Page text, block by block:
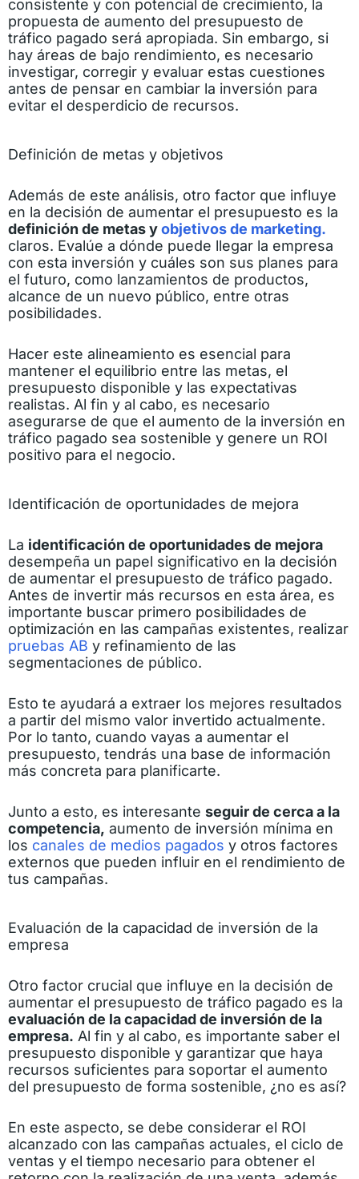
consistente y con potencial de crecimiento, la
propuesta de aumento del presupuesto de
tráfico pagado será apropiada. Sin embargo, si
hay áreas de bajo rendimiento, es necesario
investigar, corregir y evaluar estas cuestiones
antes de pensar en cambiar la inversión para
evitar el desperdicio de recursos.
Definición de metas y objetivos
Además de este análisis, otro factor que influye
en la decisión de aumentar el presupuesto es la
definición de metas yobjetivos de marketing.
claros. Evalúe a dónde puede llegar la empresa
con esta inversión y cuáles son sus planes para
el futuro, como lanzamientos de productos,
alcance de un nuevo público, entre otras
posibilidades.
Hacer este alineamiento es esencial para
mantener el equilibrio entre las metas, el
presupuesto disponible y las expectativas
realistas. Al fin y al cabo, es necesario
asegurarse de que el aumento de la inversión en
tráfico pagado sea sostenible y genere un ROI
positivo para el negocio.
Identificación de oportunidades de mejora
La identificación de oportunidades de mejora
desempeña un papel significativo en la decisión
de aumentar el presupuesto de tráfico pagado.
Antes de invertir más recursos en esta área, es
importante buscar primero posibilidades de
optimización en las campañas existentes, realizar
pruebas AB y refinamiento de las
segmentaciones de público.
Esto te ayudará a extraer los mejores resultados
a partir del mismo valor invertido actualmente.
Por lo tanto, cuando vayas a aumentar el
presupuesto, tendrás una base de información
más concreta para planificarte.
Junto a esto, es interesante seguir de cerca a la
competencia, aumento de inversión mínima en
los canales de medios pagados y otros factores
externos que pueden influir en el rendimiento de
tus campañas.
Evaluación de la capacidad de inversión de la
empresa
Otro factor crucial que influye en la decisión de
aumentar el presupuesto de tráfico pagado es la
evaluación de la capacidad de inversión de la
empresa. Al fin y al cabo, es importante saber el
presupuesto disponible y garantizar que haya
recursos suficientes para soportar el aumento
del presupuesto de forma sostenible, ¿no es así?
En este aspecto, se debe considerar el ROI
alcanzado con las campañas actuales, el ciclo de
ventas y el tiempo necesario para obtener el